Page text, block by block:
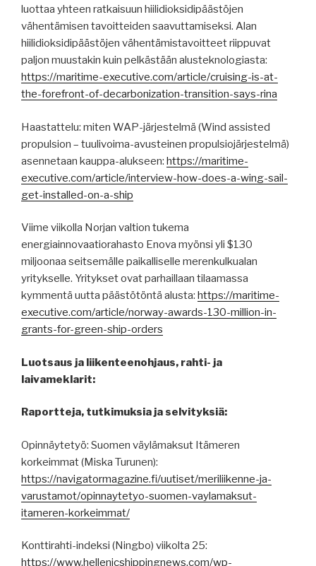
luottaa yhteen ratkaisuun hiilidioksidipäästöjen
vähentämisen tavoitteiden saavuttamiseksi. Alan
hiilidioksidipäästöjen vähentämistavoitteet riippuvat
paljon muustakin kuin pelkästään alusteknologiasta:
https://maritime-executive.com/article/cruising-is-at-
the-forefront-of-decarbonization-transition-says-rina
Haastattelu: miten WAP-järjestelmä (Wind assisted
propulsion – tuulivoima-avusteinen propulsiojärjestelmä)
asennetaan kauppa-alukseen: https://maritime-
executive.com/article/interview-how-does-a-wing-sail-
get-installed-on-a-ship
Viime viikolla Norjan valtion tukema
energiainnovaatiorahasto Enova myönsi yli $130
miljoonaa seitsemälle paikalliselle merenkulkualan
yritykselle. Yritykset ovat parhaillaan tilaamassa
kymmentä uutta päästötöntä alusta: https://maritime-
executive.com/article/norway-awards-130-million-in-
grants-for-green-ship-orders
Luotsaus ja liikenteenohjaus, rahti- ja
laivameklarit:
Raportteja, tutkimuksia ja selvityksiä:
Opinnäytetyö: Suomen väylämaksut Itämeren
korkeimmat (Miska Turunen):
https://navigatormagazine.fi/uutiset/meriliikenne-ja-
varustamot/opinnaytetyo-suomen-vaylamaksut-
itameren-korkeimmat/
Konttirahti-indeksi (Ningbo) viikolta 25:
https://www.hellenicshippingnews.com/wp-